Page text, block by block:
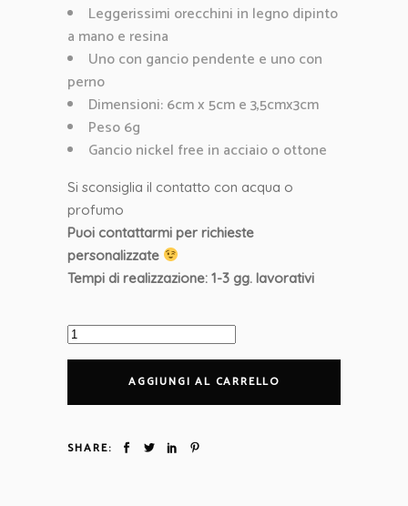
Leggerissimi orecchini in legno dipinto
a mano e resina
Uno con gancio pendente e uno con
perno
Dimensioni: 6cm x 5cm e 3,5cmx3cm
Peso 6g
Gancio nickel free in acciaio o ottone
Si sconsiglia il contatto con acqua o
profumo
Puoi contattarmi per richieste
personalizzate
Tempi di realizzazione: 1-3 gg. lavorativi
Orecchini
Cuore
in
dipinto
AGGIUNGI AL CARRELLO
SHARE: